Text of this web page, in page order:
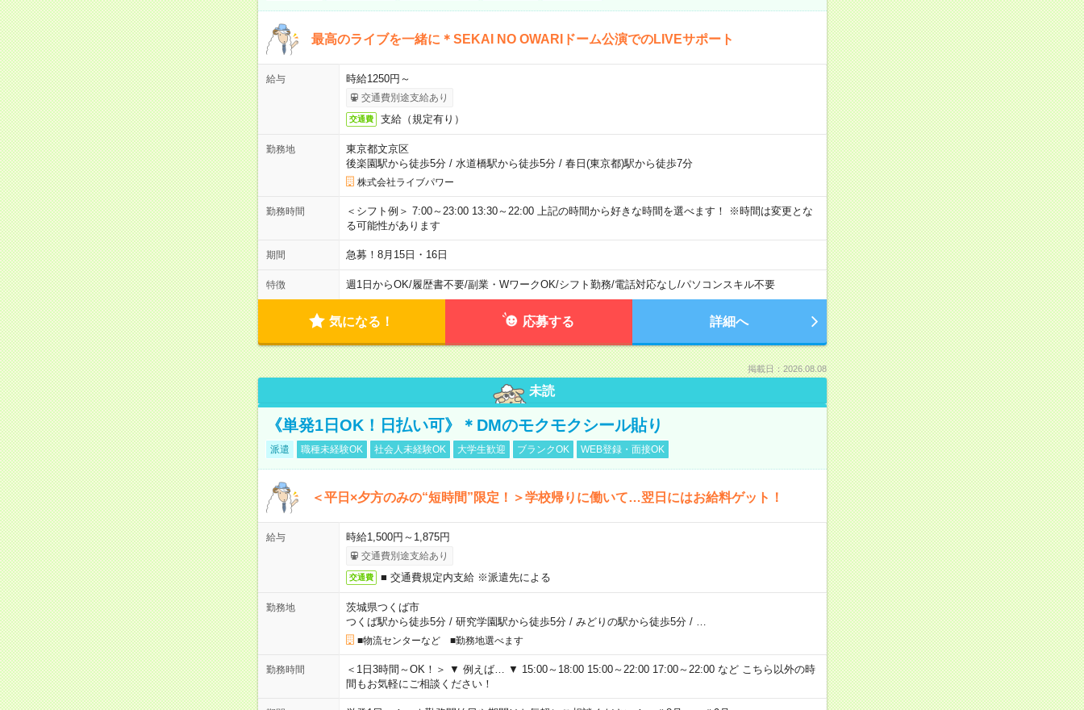
最高のライブを一緒に＊SEKAI NO OWARIドーム公演でのLIVEサポート
給与 時給1250円～
交通費別途支給あり
交通費 支給（規定有り）
勤務地
東京都文京区
後楽園駅から徒歩5分/ 水道橋駅から徒歩5分/ 春日(東京都)駅から徒歩7分
株式会社ライブパワー
勤務時間
＜シフト例＞ 7:00～23:00 13:30～22:00 上記の時間から好きな時間を選べます！ ※時間は変更とな
る可能性があります
期間 急募！8月15日・16日
特徴 週1日からOK/履歴書不要/副業・WワークOK/シフト勤務/電話対応なし/パソコンスキル不要
気になる！ 応募する 詳細へ
掲載日：2026.08.08
未読
《単発1日OK！日払い可》＊DMのモクモクシール貼り
派遣 職種未経験OK 社会人未経験OK 大学生歓迎 ブランクOK WEB登録・面接OK
＜平日×夕方のみの“短時間”限定！＞学校帰りに働いて…翌日にはお給料ゲット！
給与 時給1,500円～1,875円
交通費別途支給あり
交通費 ■ 交通費規定内支給 ※派遣先による
勤務地
茨城県つくば市
つくば駅から徒歩5分/ 研究学園駅から徒歩5分/ みどりの駅から徒歩5分/
■物流センターなど ■勤務地選べます
勤務時間
＜1日3時間～OK！＞ ▼ 例えば… ▼ 15:00～18:00 15:00～22:00 17:00～22:00 など こちら以外の時
間もお気軽にご相談ください！